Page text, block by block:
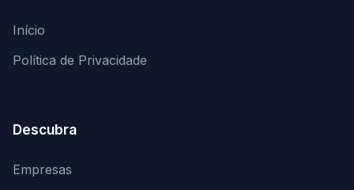
Início
Política de Privacidade
Descubra
Empresas